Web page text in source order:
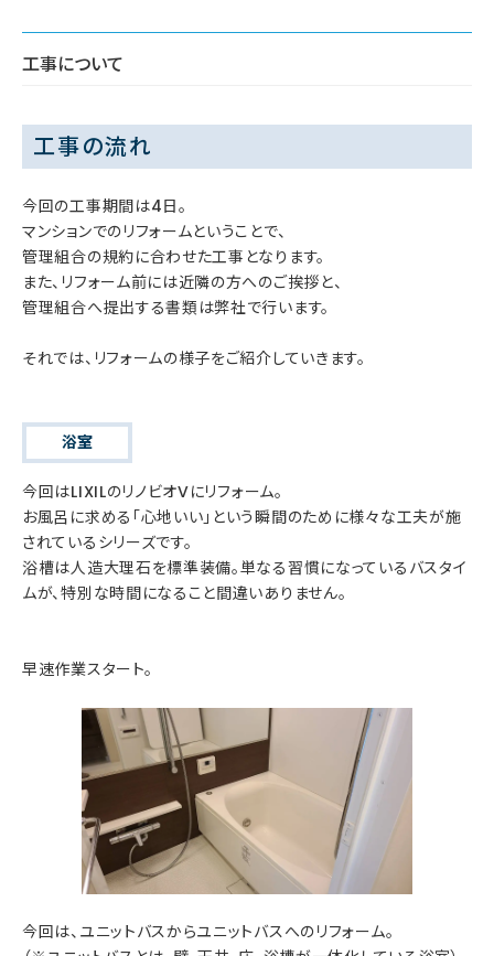
工事について
工事の流れ
今回の工事期間は4日。
マンションでのリフォームということで、
管理組合の規約に合わせた工事となります。
また、リフォーム前には近隣の方へのご挨拶と、
管理組合へ提出する書類は弊社で行います。
それでは、リフォームの様子をご紹介していきます。
浴室
今回はLIXILのリノビオVにリフォーム。
お風呂に求める「心地いい」という瞬間のために様々な工夫が施
されているシリーズです。
浴槽は人造大理石を標準装備。単なる習慣になっているバスタイ
ムが、特別な時間になること間違いありません。
早速作業スタート。
今回は、ユニットバスからユニットバスへのリフォーム。